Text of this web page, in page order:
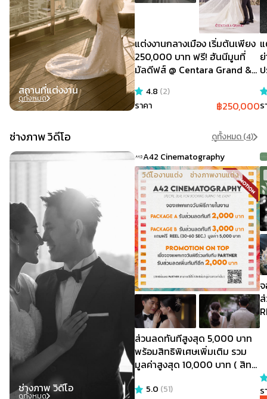
สถานที่แต่งงาน
ดูทั้งหมด
แต่งงานกลางเมือง เริ่มต้นเพียง
250,000 บาท ฟรี! ฮันนีมูนที่
มัลดีฟส์ @ Centara Grand &
at CentralWorld
4.8 (2)
ราคา
฿250,000ร
ช่างภาพ วิดีโอ ดูทั้งหมด (4)
ช่างภาพ วิดีโอ
ดูทั้งหมด
A42 Cinematography
วิดีโองานแต่ง ช่างภาพงานแต่ง
ส่วนลดทันทีสูงสุด 5,000 บาท
พร้อมสิทธิพิเศษเพิ่มเติม รวม
มูลค่าสูงสุด 10,000 บาท ( สิทธิ
Sabuy wedding festival 29-
5.0 (51)
ร